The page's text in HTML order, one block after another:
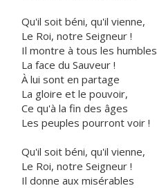
Qu'il soit béni, qu'il vienne,
Le Roi, notre Seigneur !
Il montre à tous les humbles
La face du Sauveur !
À lui sont en partage
La gloire et le pouvoir,
Ce qu'à la fin des âges
Les peuples pourront voir !
Qu'il soit béni, qu'il vienne,
Le Roi, notre Seigneur !
Il donne aux misérables